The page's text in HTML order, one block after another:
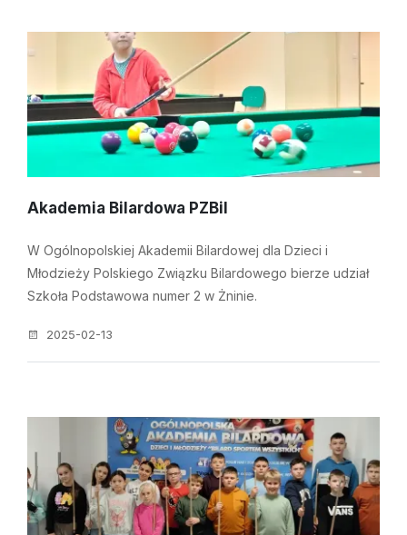
Akademia Bilardowa PZBil
W Ogólnopolskiej Akademii Bilardowej dla Dzieci i
Młodzieży Polskiego Związku Bilardowego bierze udział
Szkoła Podstawowa numer 2 w Żninie.
2025-02-13